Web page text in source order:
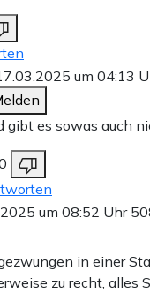
eigene
dieser
ins
aber auch
mit denen ich
bezeichnen die
auch als Müll,
ist klar, die Folgen
um 04:13
gibt es sowas auch
um 08:52 Uhr
in einer
zu recht, alles